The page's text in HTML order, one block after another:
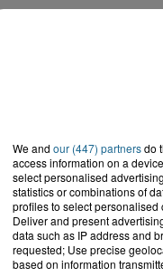
We and our (447) partnersdo
access information on a
select personalised
statistics or combinations of
profiles to select personalised
Deliver and present
data such as IP address and
requested; Use precise
based on information